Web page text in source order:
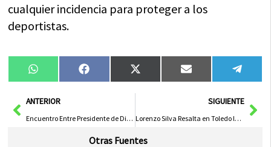
cualquier incidencia para proteger a los
deportistas.
Compartir
en
WhatsAppCompartir
en
FacebookCompartir
en
X
(Twitter)
Compartir
en
Email
en
AntANTERIOR
Encuentro Entre Presidente de Diputación de Albacete y Líder de ADEPRO Refuerza Compromiso con el Sector Empresarial
SIGUIENTE
Lorenzo Silva Resalta en Toledo la Riqueza Histórica y Cultural de Castilla
Otras Fuentes